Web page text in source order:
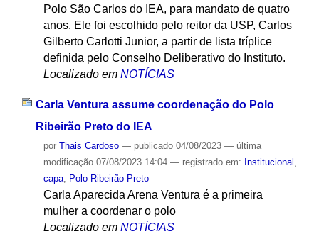
Polo São Carlos do IEA, para mandato de quatro
anos. Ele foi escolhido pelo reitor da USP, Carlos
Gilberto Carlotti Junior, a partir de lista tríplice
definida pelo Conselho Deliberativo do Instituto.
Localizado em NOTÍCIAS
Carla Ventura assume coordenação do Polo
Ribeirão Preto do IEA
por Thais Cardoso — publicado04/08/2023 — última
modificação07/08/2023 14:04 — registrado em: Institucional
capa, Polo Ribeirão Preto
Carla Aparecida Arena Ventura é a primeira
mulher a coordenar o polo
Localizado em NOTÍCIAS